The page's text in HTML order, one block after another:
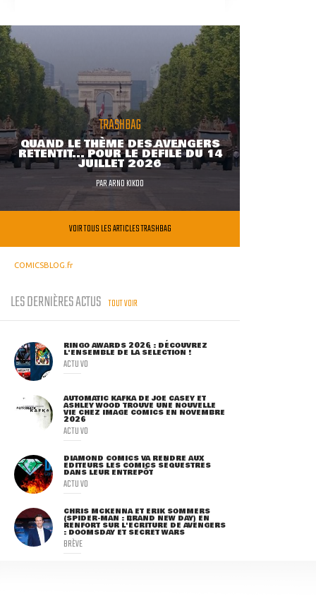
TRASHBAG
QUAND LE THÈME DES AVENGERS
RETENTIT... POUR LE DÉFILÉ DU 14
JUILLET 2026
PARARNO KIKOO
VOIR TOUS LES ARTICLES TRASHBAG
COMICSBLOG.fr
LES DERNIÈRES ACTUS TOUT VOIR
RINGO AWARDS 2026 : DÉCOUVREZ
L'ENSEMBLE DE LA SÉLECTION !
ACTU VO
AUTOMATIC KAFKA DE JOE CASEY ET
ASHLEY WOOD TROUVE UNE NOUVELLE
VIE CHEZ IMAGE COMICS EN NOVEMBRE
2026
ACTU VO
DIAMOND COMICS VA RENDRE AUX
ÉDITEURS LES COMICS SÉQUESTRÉS
DANS LEUR ENTREPÔT
ACTU VO
CHRIS MCKENNA ET ERIK SOMMERS
(SPIDER-MAN : BRAND NEW DAY) EN
RENFORT SUR L'ÉCRITURE DE AVENGERS
: DOOMSDAY ET SECRET WARS
BRÈVE